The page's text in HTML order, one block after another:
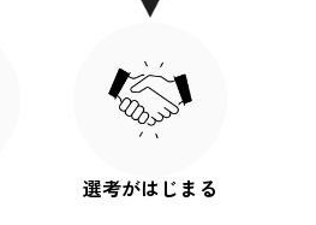
選考がはじまる